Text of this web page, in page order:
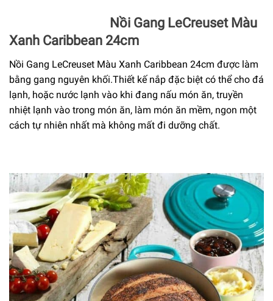
Nồi Gang LeCreuset Màu
Xanh Caribbean 24cm
Nồi Gang LeCreuset Màu Xanh Caribbean 24cm được làm
bằng gang nguyên khối.Thiết kế nắp đặc biệt có thể cho đá
lạnh, hoặc nước lạnh vào khi đang nấu món ăn, truyền
nhiệt lạnh vào trong món ăn, làm món ăn mềm, ngon một
cách tự nhiên nhất mà không mất đi dưỡng chất.